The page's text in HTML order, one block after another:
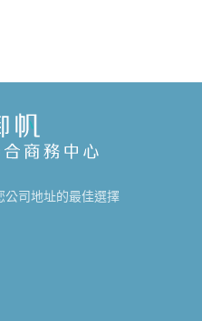
公司地址的最佳選擇